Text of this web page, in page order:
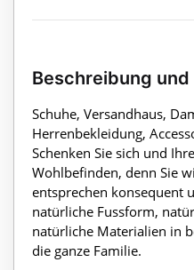
Beschreibung
Schuhe, Versandhaus,
Herrenbekleidung,
Schenken Sie sich und
Wohlbefinden, denn Sie
entsprechen konsequent
natürliche Fussform,
natürliche Materialien in
die ganze Familie.